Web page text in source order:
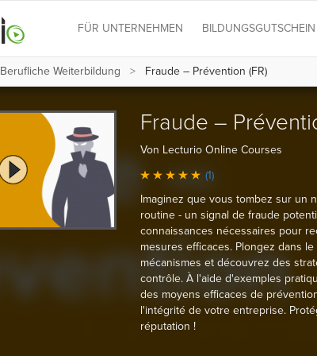
FÜR UNTERNEHMEN BILDUNGSGUTSCHEIN
Berufliche Weiterbildung Fraude – Prévention (FR)
Fraude –
Von Lecturio Online Courses
(1)
Imaginez que vous tombez sur un
routine - un signal de fraude
connaissances nécessaires pour
mesures efficaces. Plongez dans
mécanismes et découvrez des
contrôle. À l'aide d'exemples
des moyens efficaces de
l'intégrité de votre entreprise.
réputation !